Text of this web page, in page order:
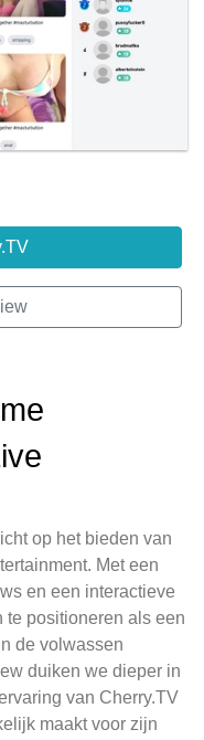
op het bieden van
Met een
en een interactieve
te positioneren als een
de volwassen
duiken we dieper in
van Cherry.TV
maakt voor zijn